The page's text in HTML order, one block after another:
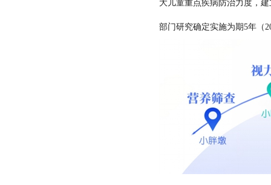
大儿童重点疾病防治力度，
部门研究确定实施为期5年（